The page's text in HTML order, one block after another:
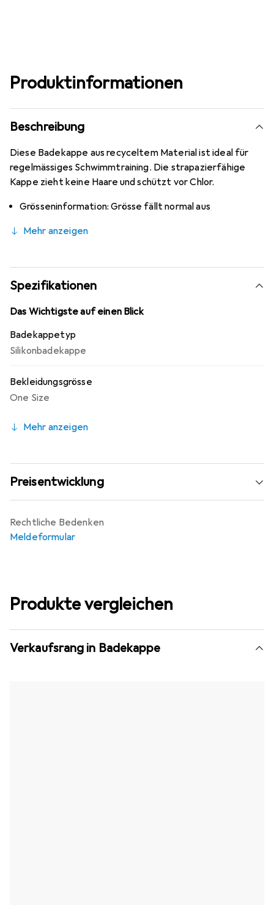
Produktinformationen
Beschreibung
Diese Badekappe aus recyceltem Material ist ideal für
regelmässiges Schwimmtraining. Die strapazierfähige
Kappe zieht keine Haare und schützt vor Chlor.
Grösseninformation: Grösse fällt normal aus
Mehr anzeigen
Spezifikationen
Das Wichtigste auf einen Blick
Badekappetyp
Silikonbadekappe
Bekleidungsgrösse
One Size
Mehr anzeigen
Preisentwicklung
Rechtliche Bedenken
Meldeformular
Produkte vergleichen
Verkaufsrang in Badekappe